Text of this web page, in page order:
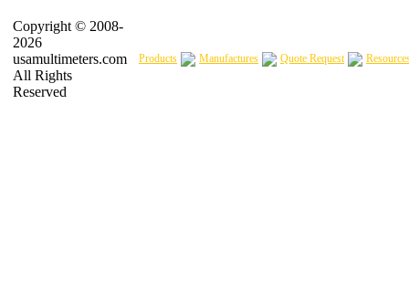
Copyright © 2008-
2026
usamultimeters.com
All Rights
Reserved
Products Manufactures Quote Request